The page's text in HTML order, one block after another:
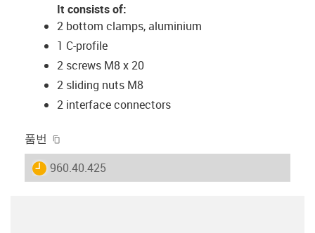
It consists of:
2 bottom clamps, aluminium
1 C-profile
2 screws M8 x 20
2 sliding nuts M8
2 interface connectors
품번
igus-icon-lieferzeit
960.40.425